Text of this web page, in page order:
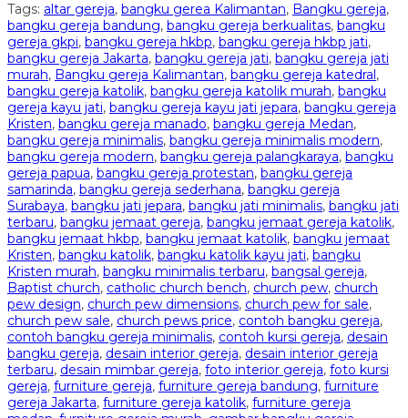
Tags: altar gereja, bangku gerea Kalimantan, Bangku gereja,
bangku gereja bandung, bangku gereja berkualitas, bangku
gereja gkpi, bangku gereja hkbp, bangku gereja hkbp jati,
bangku gereja Jakarta, bangku gereja jati, bangku gereja jati
murah, Bangku gereja Kalimantan, bangku gereja katedral ,
bangku gereja katolik, bangku gereja katolik murah, bangku
gereja kayu jati, bangku gereja kayu jati jepara, bangku gereja
Kristen, bangku gereja manado, bangku gereja Medan,
bangku gereja minimalis, bangku gereja minimalis modern,
bangku gereja modern, bangku gereja palangkaraya, bangku
gereja papua, bangku gereja protestan, bangku gereja
samarinda, bangku gereja sederhana, bangku gereja
Surabaya, bangku jati jepara, bangku jati minimalis, bangku jati
terbaru, bangku jemaat gereja, bangku jemaat gereja katolik,
bangku jemaat hkbp, bangku jemaat katolik, bangku jemaat
Kristen, bangku katolik, bangku katolik kayu jati, bangku
Kristen murah, bangku minimalis terbaru, bangsal gereja,
Baptist church, catholic church bench, church pew, church
pew design, church pew dimensions, church pew for sale,
church pew sale, church pews price, contoh bangku gereja,
contoh bangku gereja minimalis, contoh kursi gereja, desain
bangku gereja, desain interior gereja, desain interior gereja
terbaru, desain mimbar gereja, foto interior gereja, foto kursi
gereja, furniture gereja, furniture gereja bandung, furniture
gereja Jakarta, furniture gereja katolik, furniture gereja